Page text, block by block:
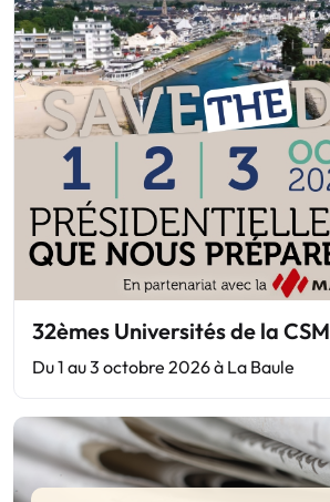
32èmes Universités de la
Du 1 au 3 octobre 2026 à La Baule